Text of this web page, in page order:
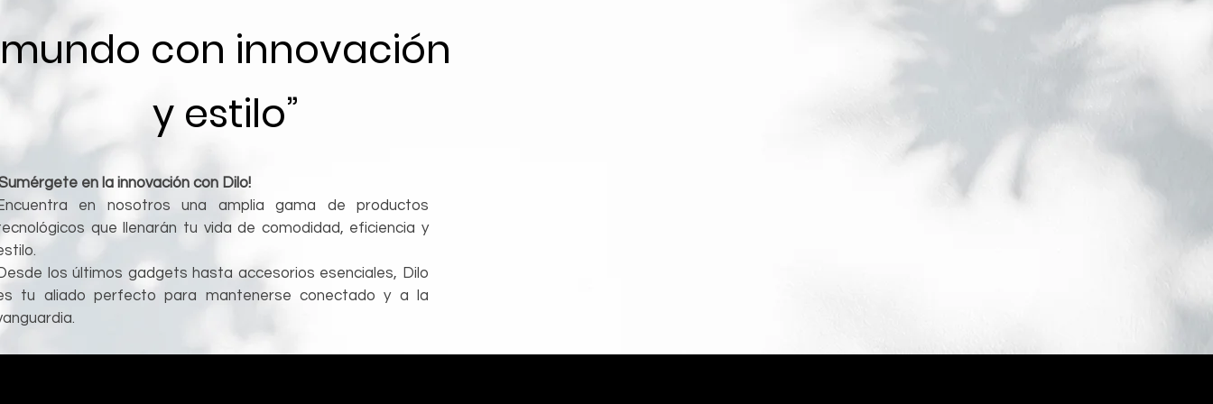
mundo con innovación
y estilo”
en la innovación con Dilo!
en nosotros una amplia gama de productos
que llenarán tu vida de comodidad, eficiencia y
los últimos gadgets hasta accesorios esenciales, Dilo
tu aliado perfecto para mantenerse conectado y a la